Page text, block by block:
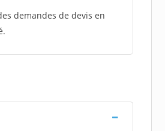
demandes de devis en